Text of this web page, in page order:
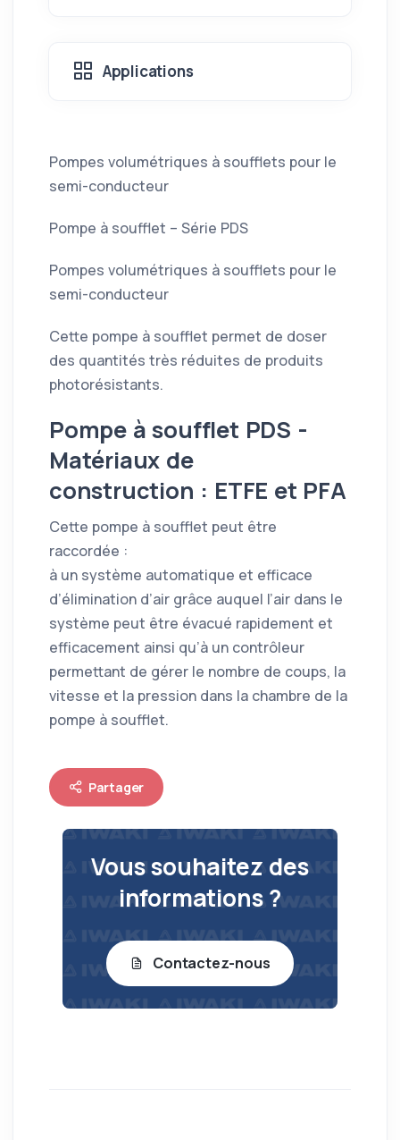
Applications
Pompes volumétriques à soufflets pour le
semi-conducteur
Pompe à soufflet – Série PDS
Pompes volumétriques à soufflets pour le
semi-conducteur
Cette pompe à soufflet permet de doser
des quantités très réduites de produits
photorésistants.
Pompe à soufflet PDS -
Matériaux de
construction : ETFE et PFA
Cette pompe à soufflet peut être
raccordée :
à un système automatique et efficace
d’élimination d’air grâce auquel l’air dans le
système peut être évacué rapidement et
efficacement ainsi qu’à un contrôleur
permettant de gérer le nombre de coups, la
vitesse et la pression dans la chambre de la
pompe à soufflet.
Partager
Vous souhaitez des
informations ?
Contactez-nous